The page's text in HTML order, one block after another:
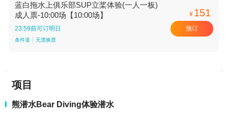
蓝白拖水上俱乐部SUP立桨体验(一人一板)
成人票-10:00场【10:00场】
23:59前可订明日
条件退 无需换票
¥ 151
预订
项目
熊潜水Bear Diving体验潜水